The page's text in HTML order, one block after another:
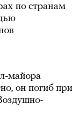
по странам
майора
он погиб при